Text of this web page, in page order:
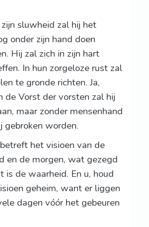
zijn sluwheid zal hij het
onder zijn hand doen
Hij zal zich in zijn hart
In hun zorgeloze rust zal
te gronde richten. Ja,
de Vorst der vorsten zal hij
maar zonder mensenhand
gebroken worden.
het visioen van de
en de morgen, wat gezegd
is de waarheid. En u, houd
geheim, want er liggen
dagen vóór het gebeuren